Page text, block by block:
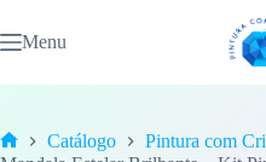
para
o
Menu
Catálogo Pintura com